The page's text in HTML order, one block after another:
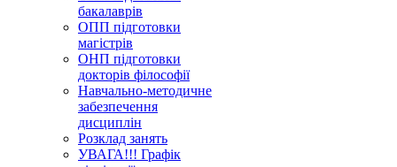
бакалаврів
ОПП підготовки
магістрів
ОНП підготовки
докторів філософії
Навчально-методичне
забезпечення
дисциплін
Розклад занять
УВАГА!!! Графік